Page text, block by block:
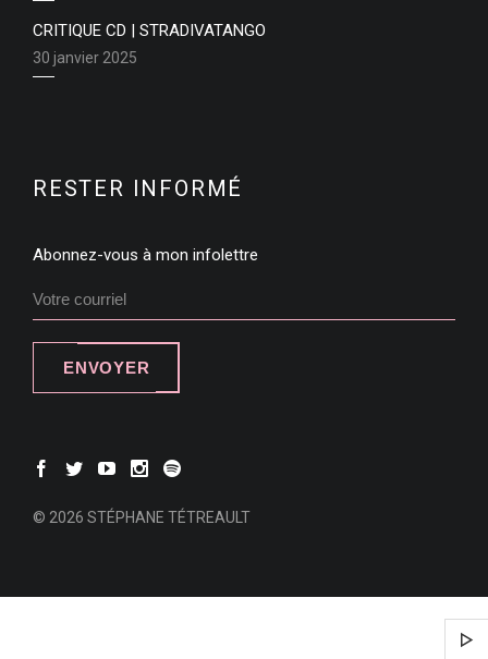
CRITIQUE CD | STRADIVATANGO
30 janvier 2025
RESTER INFORMÉ
Abonnez-vous à mon infolettre
ENVOYER
© 2026 STÉPHANE TÉTREAULT